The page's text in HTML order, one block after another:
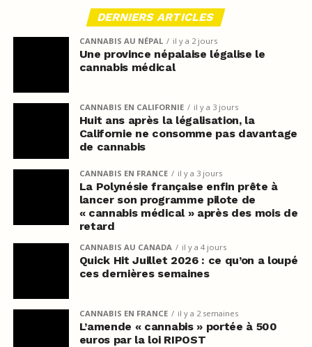
DERNIERS ARTICLES
CANNABIS AU NÉPAL il y a 2 jours
Une province népalaise légalise le
cannabis médical
CANNABIS EN CALIFORNIE il y a 3 jours
Huit ans après la légalisation, la
Californie ne consomme pas davantage
de cannabis
CANNABIS EN FRANCE il y a 3 jours
La Polynésie française enfin prête à
lancer son programme pilote de
« cannabis médical » après des mois de
retard
CANNABIS AU CANADA il y a 4 jours
Quick Hit Juillet 2026 : ce qu’on a loupé
ces dernières semaines
CANNABIS EN FRANCE il y a 2 semaines
L’amende « cannabis » portée à 500
euros par la loi RIPOST